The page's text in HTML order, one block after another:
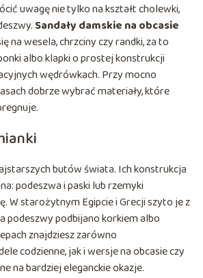
uwagę nie tylko na kształt cholewki,
Sandały damskie na obcasie
na wesela, chrzciny czy randki, za to
albo klapki o prostej konstrukcji
wędrówkach. Przy mocno
dobrze wybrać materiały, które
butów świata. Ich konstrukcja
podeszwa i paski lub rzemyki
W starożytnym Egipcie i Grecji szyto je z
podeszwy podbijano korkiem albo
znajdziesz zarówno
codzienne, jak i wersje na obcasie czy
na bardziej eleganckie okazje.